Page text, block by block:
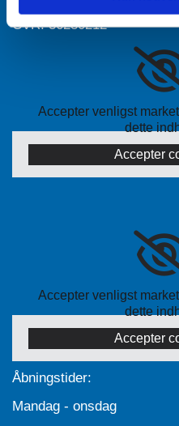
CVR: 36280212
Accepter venligst
dette
Accepter
Accepter venligst
dette
Accepter
Åbningstider:
Mandag - onsdag